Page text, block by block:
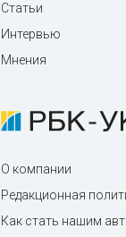
Статьи
Интервью
Мнения
О компании
Редакционная
Как стать нашим